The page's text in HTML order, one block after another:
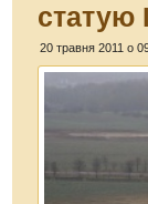
статую
20 травня 2011 о